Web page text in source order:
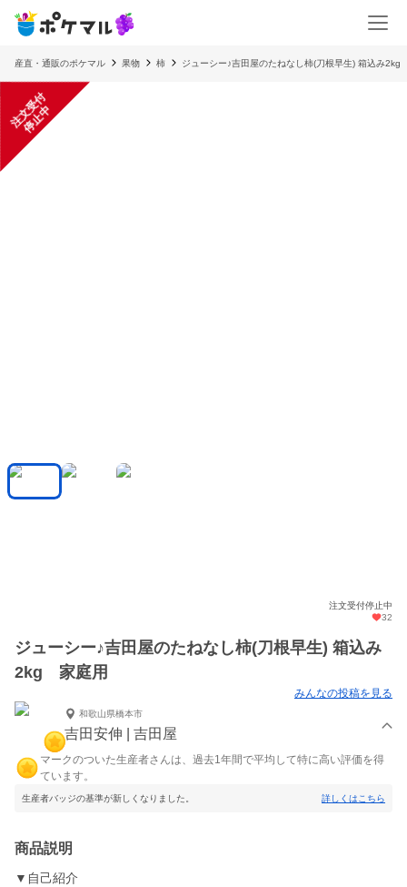
産直・通販のポケマル 果物 柿 ジューシー♪吉田屋のたねなし柿(刀根早生) 箱込み
注
文
受
付
停
止
中
注文受付停止中
32
ジューシー♪吉田屋のたねなし柿(刀根早生) 箱込み
2kg 家庭用
みんなの投稿を見る
和歌山県橋本市
吉田安伸 | 吉田屋
マークのついた生産者さんは、過去1年間で平均して特に高い評価を得
ています。
生産者バッジの基準が新しくなりました。 詳しくはこちら
商品説明
▼自己紹介